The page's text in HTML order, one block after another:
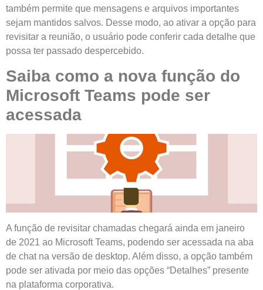
também permite que mensagens e arquivos importantes
sejam mantidos salvos. Desse modo, ao ativar a opção para
revisitar a reunião, o usuário pode conferir cada detalhe que
possa ter passado despercebido.
Saiba como a nova função do
Microsoft Teams pode ser
acessada
A função de revisitar chamadas chegará ainda em janeiro
de 2021 ao Microsoft Teams, podendo ser acessada na aba
de chat na versão de desktop. Além disso, a opção também
pode ser ativada por meio das opções “Detalhes” presente
na plataforma corporativa.